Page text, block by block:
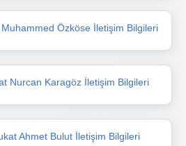
Özköse İletişim Bilgileri
Nurcan Karagöz İletişim Bilgileri
Ahmet Bulut İletişim Bilgileri